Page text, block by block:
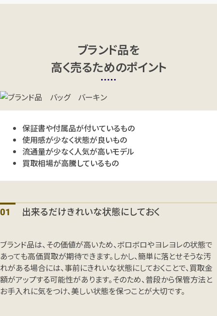
ブランド品を
高く売るためのポイント
保証書や付属品が付いているもの
使用感が少なく状態が良いもの
流通量が少なく人気が高いモデル
買取相場が高騰しているもの
出来るだけきれいな状態にしておく
ブランド品は、その価値が高いため、ボロボロやヨレヨレの状態で
あっても高価買取が期待できます。しかし、簡単に落とせそうな汚
れがある場合には、事前にきれいな状態にしておくことで、買取金
額がアップする可能性があります。そのため、普段から保管方法と
お手入れに気をつけ、美しい状態を保つことが大切です。